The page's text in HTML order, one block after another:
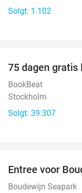
Solgt: 1.102
75 dagen gratis
BookBeat
Stockholm
Solgt: 39.307
Entree voor
Boudewijn Seapark